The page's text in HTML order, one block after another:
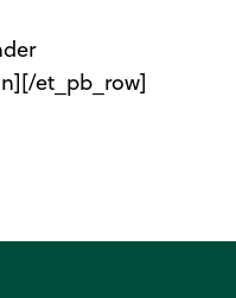
et_pb_row]